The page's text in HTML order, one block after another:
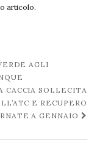
articolo.
AGLI
CACCIA SOLLECITA
E RECUPERO
A GENNAIO